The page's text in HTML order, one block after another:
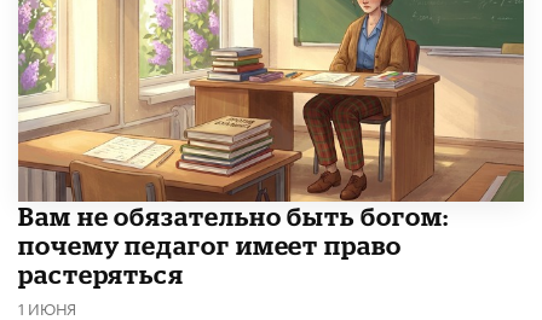
​Вам не обязательно быть богом:
почему педагог имеет право
растеряться
1 ИЮНЯ